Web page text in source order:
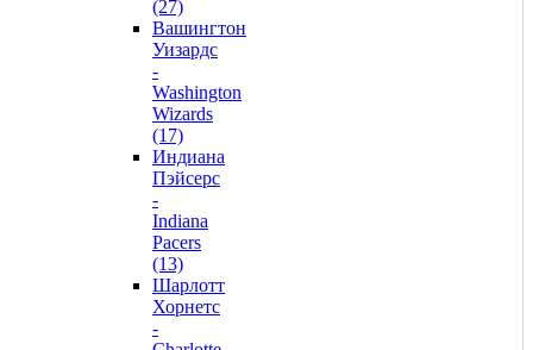
(27)
Вашингтон
Уизардс
-
Washington
Wizards
(17)
Индиана
Пэйсерс
-
Indiana
Pacers
(13)
Шарлотт
Хорнетс
-